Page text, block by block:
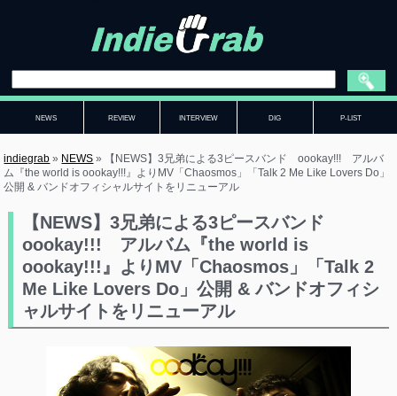
NEWS REVIEW INTERVIEW DIG P-LIST
indiegrab » NEWS »
【NEWS】3兄弟による3ピースバンド oookay!!! アルバ
ム『the world is oookay!!!』よりMV「Chaosmos」「Talk 2 Me Like Lovers Do」
公開 & バンドオフィシャルサイトをリニューアル
【NEWS】3兄弟による3ピースバンド
oookay!!! アルバム『the world is
oookay!!!』よりMV「Chaosmos」「Talk 2
Me Like Lovers Do」公開 & バンドオフィシ
ャルサイトをリニューアル